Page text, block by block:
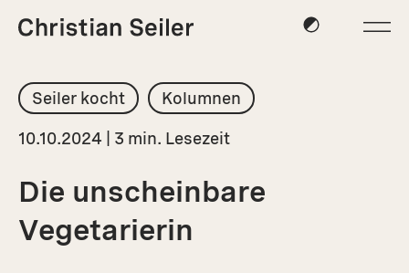
Seiler kocht Kolumnen
10.10.2024 | 3 min. Lesezeit
Die unscheinbare
Vegetarierin